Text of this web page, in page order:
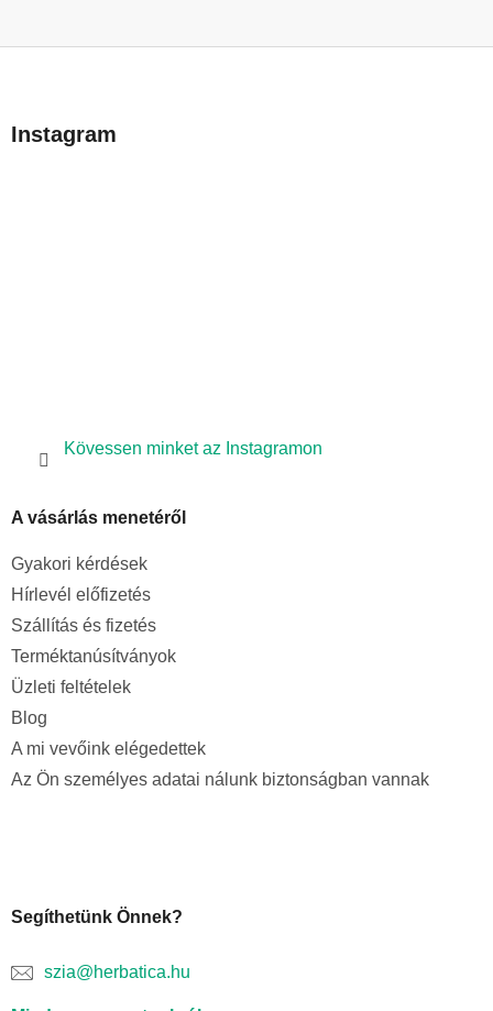
bInstagram
Kövessen minket az Instagramon
A vásárlás menetéről
Gyakori kérdések
Hírlevél előfizetés
Szállítás és fizetés
Terméktanúsítványok
Üzleti feltételek
Blog
A mi vevőink elégedettek
Az Ön személyes adatai nálunk biztonságban vannak
Segíthetünk Önnek?
szia@herbatica.hu